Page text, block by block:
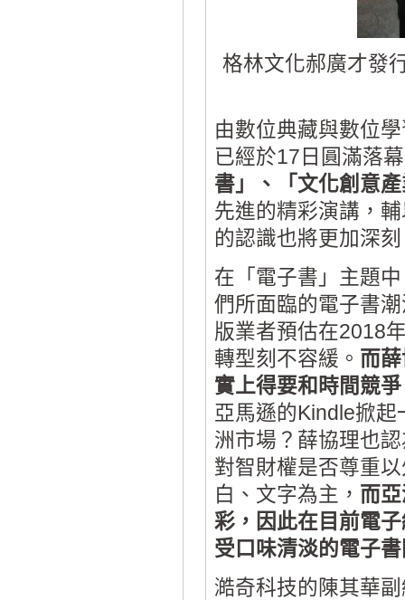
格林文化郝廣才發
由數位典藏與數位
已經於17日圓滿落
書」、「文化創意
先進的精彩演講，
的認識也將更加深
在「電子書」主題
們所面臨的電子書
版業者預估在2018
轉型刻不容緩。 而
實上得要和時間競
亞馬遜的Kindle掀
洲市場？薛協理也
對智財權是否尊重
白、文字為主， 而
彩，因此在目前電
受口味清淡的電子
澔奇科技的陳其華